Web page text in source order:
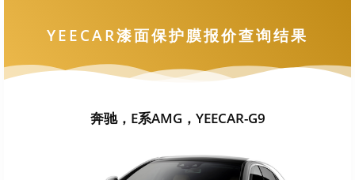
YEECAR漆面保护膜报价查询结果
奔驰，E系AMG，YEECAR-G9